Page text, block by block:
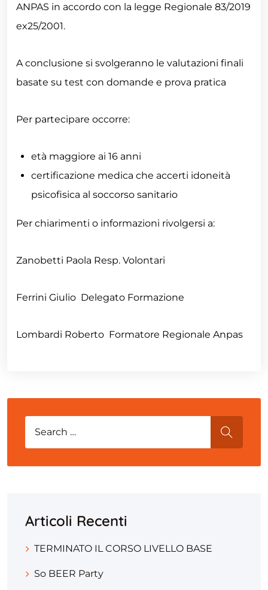
ANPAS in accordo con la legge Regionale 83/2019
ex25/2001.
A conclusione si svolgeranno le valutazioni finali
basate su test con domande e prova pratica
Per partecipare occorre:
età maggiore ai 16 anni
certificazione medica che accerti idoneità
psicofisica al soccorso sanitario
Per chiarimenti o informazioni rivolgersi a:
Zanobetti Paola Resp. Volontari
Ferrini Giulio Delegato Formazione
Lombardi Roberto Formatore Regionale Anpas
Articoli Recenti
TERMINATO IL CORSO LIVELLO BASE
So BEER Party